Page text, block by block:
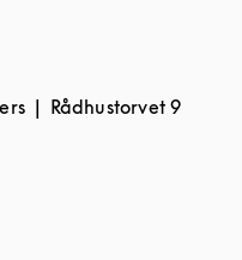
Rådhustorvet 9